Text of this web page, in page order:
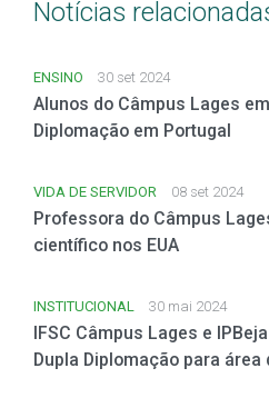
Notícias
ENSINO 30 set 2024
Alunos do Câmpus Lages
Diplomação em Portugal
VIDA DE SERVIDOR 08 set 2024
Professora do Câmpus
científico nos EUA
INSTITUCIONAL 30 mai 2024
IFSC Câmpus Lages e
Dupla Diplomação para área